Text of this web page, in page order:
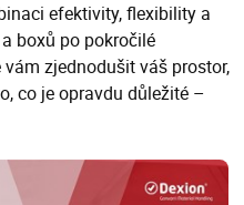
efektivity, flexibility a
boxů po pokročilé
zjednodušit váš prostor,
co je opravdu důležité –